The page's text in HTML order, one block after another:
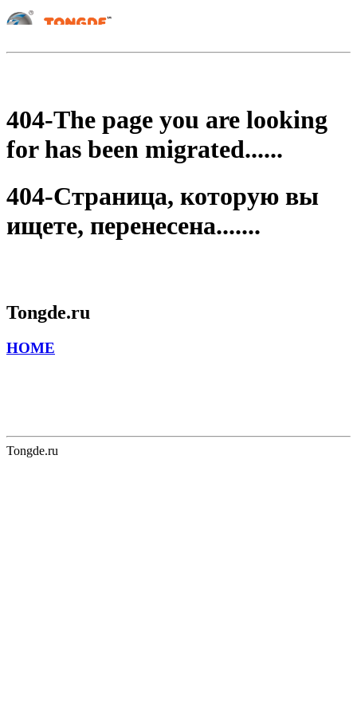
404-The page you are looking
for has been migrated......
404-Страница, которую вы
ищете, перенесена.......
Tongde.ru
HOME
Tongde.ru